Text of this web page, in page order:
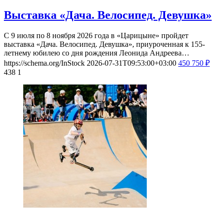
Выставка «Дача. Велосипед. Девушка»
С 9 июля по 8 ноября 2026 года в «Царицыне» пройдет
выставка «Дача. Велосипед. Девушка», приуроченная к 155-
летнему юбилею со дня рождения Леонида Андреева…
https://schema.org/InStock 2026-07-31T09:53:00+03:00 450 750 ₽
438 1